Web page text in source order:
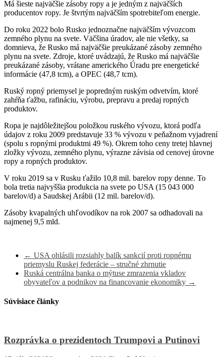
Má šieste najväčšie zásoby ropy a je jedným z najväčších
producentov ropy. Je štvrtým najväčším spotrebiteľom energie.
Do roku 2022 bolo Rusko jednoznačne najväčším vývozcom
zemného plynu na svete. Väčšina úradov, ale nie všetky, sa
domnieva, že Rusko má najväčšie preukázané zásoby zemného
plynu na svete. Zdroje, ktoré uvádzajú, že Rusko má najväčšie
preukázané zásoby, vrátane amerického Úradu pre energetické
informácie (47,8 tcm), a OPEC (48,7 tcm).
Ruský ropný priemysel je popredným ruským odvetvím, ktoré
zahŕňa ťažbu, rafináciu, výrobu, prepravu a predaj ropných
produktov.
Ropa je najdôležitejšou položkou ruského vývozu, ktorá podľa
údajov z roku 2009 predstavuje 33 % vývozu v peňažnom vyjadrení
(spolu s ropnými produktmi 49 %). Okrem toho ceny tretej hlavnej
zložky vývozu, zemného plynu, výrazne závisia od cenovej úrovne
ropy a ropných produktov.
V roku 2019 sa v Rusku ťažilo 10,8 mil. barelov ropy denne. To
bola tretia najvyššia produkcia na svete po USA (15 043 000
barelov/d) a Saudskej Arábii (12 mil. barelov/d).
Zásoby kvapalných uhľovodíkov na rok 2007 sa odhadovali na
najmenej 9,5 mld.
← USA ohlásili rozsiahly balík sankcií proti ropnému
priemyslu Ruskej federácie – stručné zhrnutie
Ruská centrálna banka o mýtuse zmrazenia vkladov
obyvateľov a podnikov na financovanie ekonomiky →
Súvisiace články
Rozprávka o prezidentoch Trumpovi a Putinovi